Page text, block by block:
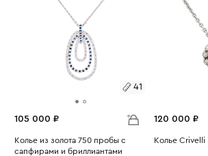
41
105 000 ₽
Размеры:
Колье из золота 750 пробы с
сапфирами и бриллиантами
120 000 ₽
Размеры:
Колье Crivelli